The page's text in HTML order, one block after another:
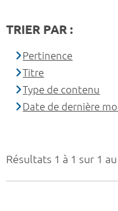
Résultats 1 à 1 sur 1
TRIER PAR :
Pertinence
Titre
Type de contenu
Date de dernière